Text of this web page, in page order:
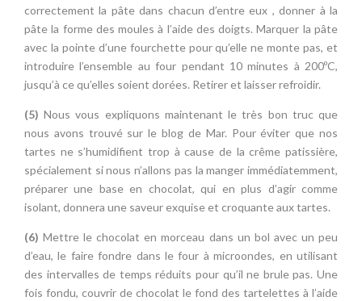
correctement la pâte dans chacun d’entre eux , donner à la
pâte la forme des moules à l’aide des doigts. Marquer la pâte
avec la pointe d’une fourchette pour qu’elle ne monte pas, et
introduire l’ensemble au four pendant 10 minutes à 200ºC,
jusqu’à ce qu’elles soient dorées. Retirer et laisser refroidir.
(5) Nous vous expliquons maintenant le très bon truc que
nous avons trouvé sur le blog de Mar. Pour éviter que nos
tartes ne s’humidifient trop à cause de la crême patissière,
spécialement si nous n’allons pas la manger immédiatemment,
préparer une base en chocolat, qui en plus d’agir comme
isolant, donnera une saveur exquise et croquante aux tartes.
(6) Mettre le chocolat en morceau dans un bol avec un peu
d’eau, le faire fondre dans le four à microondes, en utilisant
des intervalles de temps réduits pour qu’il ne brule pas. Une
fois fondu, couvrir de chocolat le fond des tartelettes à l’aide